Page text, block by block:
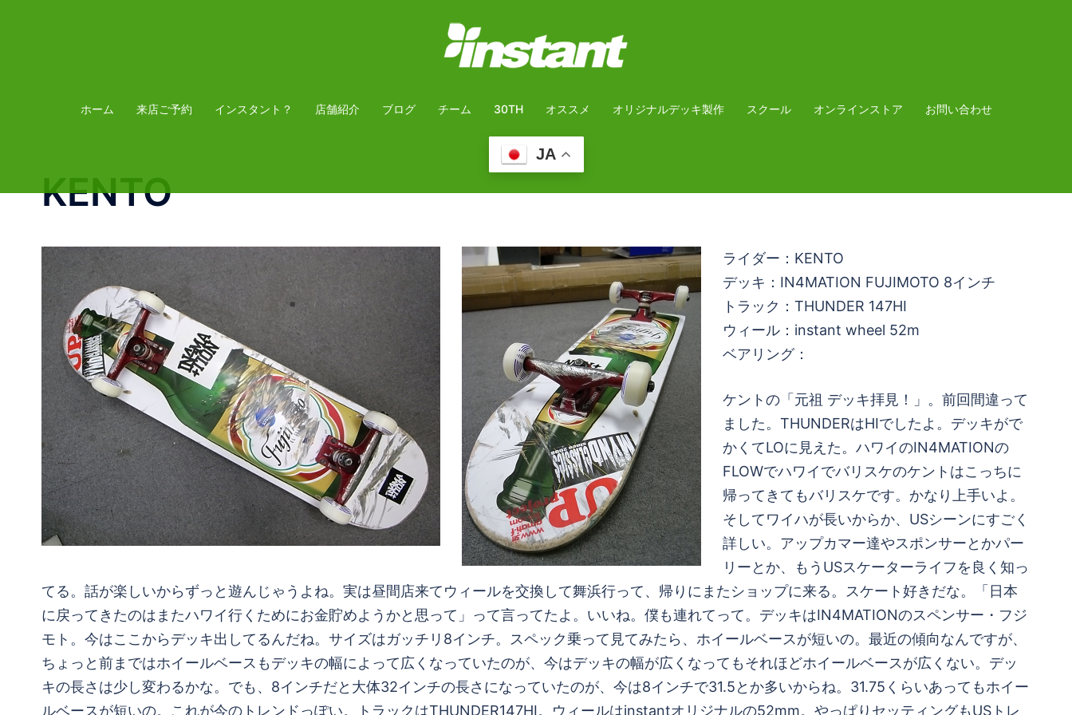
ホーム 来店ご予約 インスタント？ 店舗紹介 ブログ チーム 30TH オススメ オリジナルデッキ製作 スクール オンラインストア お問い合わせ
JA
KENTO
ライダー：KENTO
デッキ：IN4MATION FUJIMOTO 8インチ
トラック：THUNDER 147HI
ウィール：instant wheel 52m
ベアリング：
ケントの「元祖 デッキ拝見！」。前回間違って
ました。THUNDERはHIでしたよ。デッキがで
かくてLOに見えた。ハワイのIN4MATIONの
FLOWでハワイでバリスケのケントはこっちに
帰ってきてもバリスケです。かなり上手いよ。
そしてワイハが長いからか、USシーンにすごく
詳しい。アップカマー達やスポンサーとかパー
リーとか、もうUSスケーターライフを良く知っ
てる。話が楽しいからずっと遊んじゃうよね。実は昼間店来てウィールを交換して舞浜行って、帰りにまたショップに来る。スケート好きだな。「日本
に戻ってきたのはまたハワイ行くためにお金貯めようかと思って」って言ってたよ。いいね。僕も連れてって。デッキはIN4MATIONのスペンサー・フジ
モト。今はここからデッキ出してるんだね。サイズはガッチリ8インチ。スペック乗って見てみたら、ホイールベースが短いの。最近の傾向なんですが、
ちょっと前まではホイールベースもデッキの幅によって広くなっていたのが、今はデッキの幅が広くなってもそれほどホイールベースが広くない。デッ
キの長さは少し変わるかな。でも、8インチだと大体32インチの長さになっていたのが、今は8インチで31.5とか多いからね。31.75くらいあってもホイー
ルベースが短いの。これが今のトレンドっぽい。トラックはTHUNDER147HI。ウィールはinstantオリジナルの52mm。やっぱりセッティングもUSトレ